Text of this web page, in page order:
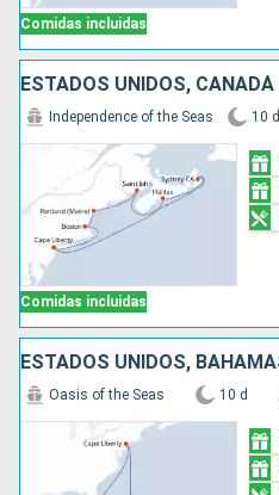
Comidas incluidas
ESTADOS UNIDOS, CANADÁ
Comidas incluidas
Independence of the Seas 10 d
Oasis of the Seas 10 d